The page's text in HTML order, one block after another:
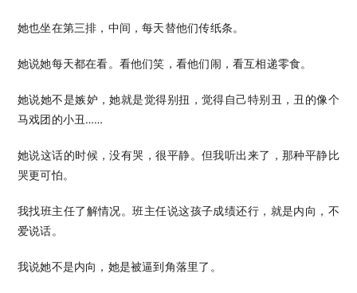
她也坐在第三排，中间，每天替他们传纸条。
她说她每天都在看。看他们笑，看他们闹，看互相递零食。
她说她不是嫉妒，她就是觉得别扭，觉得自己特别丑，丑的像个
马戏团的小丑……
她说这话的时候，没有哭，很平静。但我听出来了，那种平静比
哭更可怕。
我找班主任了解情况。班主任说这孩子成绩还行，就是内向，不
爱说话。
我说她不是内向，她是被逼到角落里了。